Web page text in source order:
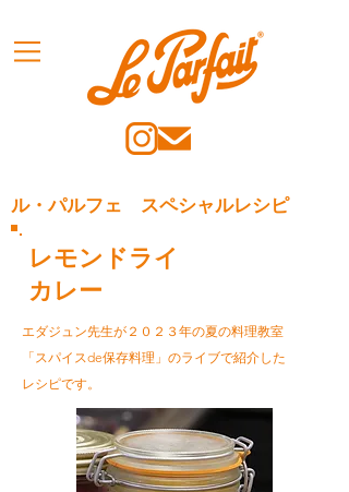
ル・パルフェ スペシャルレシピ
レモンドライ
カレー
エダジュン先生が２０２３年の夏の料理教室
「スパイスde保存料理」のライブで紹介した
レシピです。